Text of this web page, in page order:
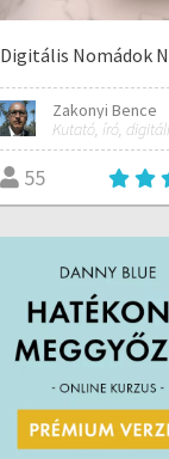
Digitális Nomádok
Zakonyi Bence
Kutató, író,
55